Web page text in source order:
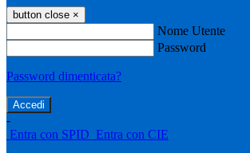
button close ×
Nome Utente
Password
Password dimenticata?
-
Entra con SPID Entra con CIE